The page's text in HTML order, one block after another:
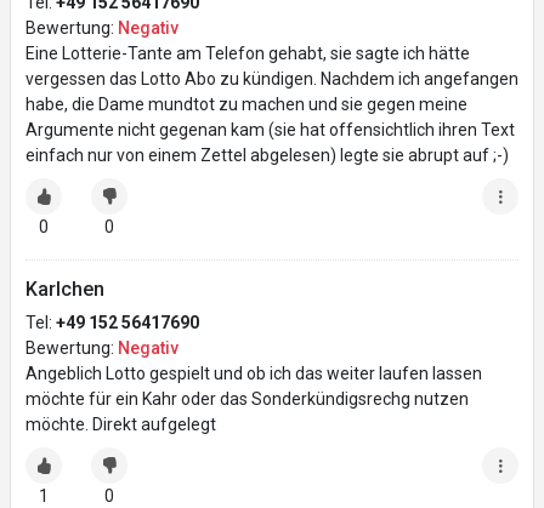
Bewertung: Negativ
Eine Lotterie-Tante am Telefon gehabt, sie sagte ich hätte
vergessen das Lotto Abo zu kündigen. Nachdem ich angefangen
habe, die Dame mundtot zu machen und sie gegen meine
Argumente nicht gegenan kam (sie hat offensichtlich ihren Text
einfach nur von einem Zettel abgelesen) legte sie abrupt auf ;-)
0 0
Karlchen
Tel: +49 152 56417690
Bewertung: Negativ
Angeblich Lotto gespielt und ob ich das weiter laufen lassen
möchte für ein Kahr oder das Sonderkündigsrechg nutzen
möchte. Direkt aufgelegt
1 0